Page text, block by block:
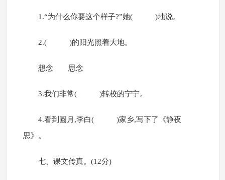
1.“为什么你要这个样子?”她( )地说。
2.( )的阳光照着大地。
想念 思念
3.我们非常( )转校的宁宁。
4.看到圆月,李白( )家乡,写下了《静夜
思》。
七、课文传真。(12分)